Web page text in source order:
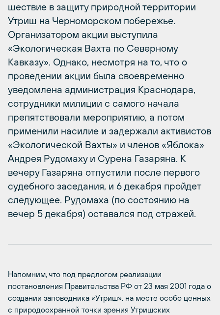
шествие в защиту природной территории
Утриш на Черноморском побережье.
Организатором акции выступила
«Экологическая Вахта по Северному
Кавказу». Однако, несмотря на то, что о
проведении акции была своевременно
уведомлена администрация Краснодара,
сотрудники милиции с самого начала
препятствовали мероприятию, а потом
применили насилие и задержали активистов
«Экологической Вахты» и членов «Яблока»
Андрея Рудомаху и Сурена Газаряна. К
вечеру Газаряна отпустили после первого
судебного заседания, и 6 декабря пройдет
следующее. Рудомаха (по состоянию на
вечер 5 декабря) оставался под стражей.
Напомним, что под предлогом реализации
постановления Правительства РФ от 23 мая 2001 года о
создании заповедника «Утриш», на месте особо ценных
с природоохранной точки зрения Утришских